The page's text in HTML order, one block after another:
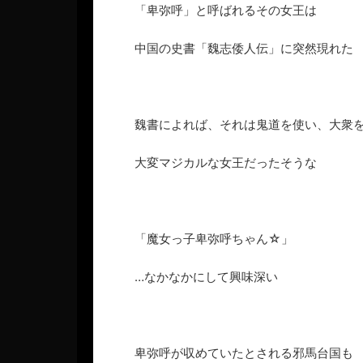
「卑弥呼」と呼ばれるその女王は
中国の史書「魏志倭人伝」に突然現れた
魏書によれば、それは鬼道を使い、大衆
大変マジカルな女王だったそうな
「魔女っ子卑弥呼ちゃん☆」
…なかなかにして興味深い
卑弥呼が収めていたとされる邪馬台国も